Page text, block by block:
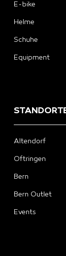
E-bike
Helme
Schuhe
Equipment
Altendorf
Oftringen
Bern
Bern Outlet
Events